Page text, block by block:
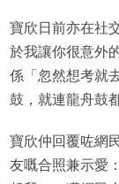
寶欣日前亦在社
於我讓你很意外
係「忽然想考就
鼓，就連龍舟鼓
寶欣仲回覆咗網
友嘅合照兼示愛